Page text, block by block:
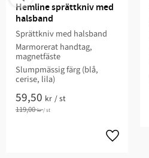
Hemline sprättkniv med
halsband
Sprättkniv med halsband
Marmorerat handtag,
magnetfäste
Slumpmässig färg (blå,
cerise, lila)
59,50 kr /st
119,00 kr /st